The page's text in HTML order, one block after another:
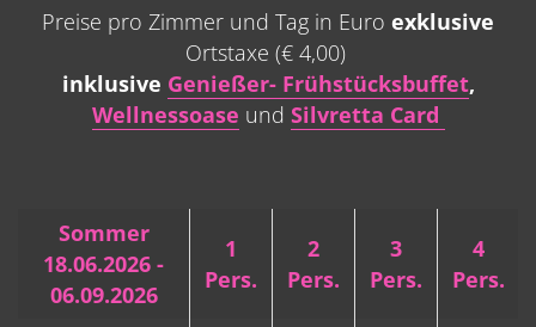
Preise pro Zimmer und Tag in Euro exklusive
Ortstaxe (€ 4,00)
inklusive Genießer- Frühstücksbuffet,
Wellnessoase und Silvretta Card
Sommer
18.06.2026 -
06.09.2026
1
Pers.
2
Pers.
3
Pers.
4
Pers.